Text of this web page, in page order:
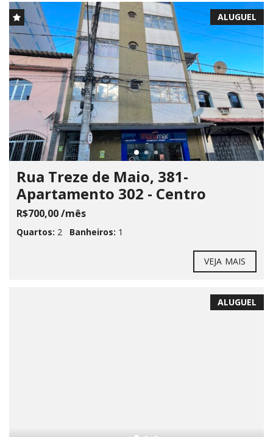
ALUGUEL
Rua Treze de Maio, 381-
Apartamento 302 - Centro
R$700,00 /mês
Quartos: 2 Banheiros: 1
VEJA MAIS
ALUGUEL